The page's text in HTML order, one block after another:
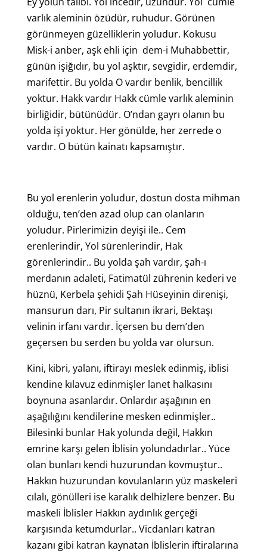
varlık aleminin özüdür, ruhudur. Görünen
görünmeyen güzelliklerin yoludur. Kokusu
Misk-i anber, aşk ehli için dem-i Muhabbettir,
günün işiğıdır, bu yol aşktır, sevgidir, erdemdir,
marifettir. Bu yolda O vardır benlik, bencillik
yoktur. Hakk vardır Hakk cümle varlık aleminin
birliğidir, bütünüdür. O’ndan gayrı olanın bu
yolda işi yoktur. Her gönülde, her zerrede o
vardır. O bütün kainatı kapsamıştır.
Bu yol erenlerin yoludur, dostun dosta mihman
olduğu, ten’den azad olup can olanların
yoludur. Pirlerimizin deyişi ile.. Cem
erenlerindir, Yol sürenlerindir, Hak
görenlerindir.. Bu yolda şah vardır, şah-ı
merdanın adaleti, Fatimatül zührenin kederi ve
hüznü, Kerbela şehidi Şah Hüseyinin direnişi,
mansurun darı, Pir sultanın ikrari, Bektaşı
velinin irfanı vardır. İçersen bu dem’den
geçersen bu serden bu yolda var olursun.
Kini, kibri, yalanı, iftirayı meslek edinmiş, iblisi
kendine kılavuz edinmişler lanet halkasını
boynuna asanlardır. Onlardır aşağının en
aşağılığını kendilerine mesken edinmişler..
Bilesinki bunlar Hak yolunda değil, Hakkın
emrine karşı gelen İblisin yolundadırlar.. Yüce
olan bunları kendi huzurundan kovmuştur..
Hakkın huzurundan kovulanların yüz maskeleri
cılalı, gönülleri ise karalık delhizlere benzer. Bu
maskeli İblisler Hakkın aydınlık gerçeği
karşısında ketumdurlar.. Vicdanları katran
kazanı gibi katran kaynatan İblislerin iftiralarına